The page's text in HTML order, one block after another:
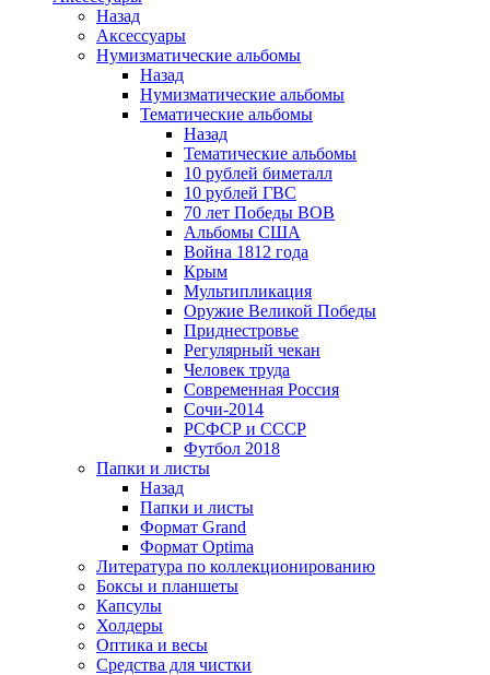
Назад
Аксессуары
Нумизматические альбомы
Назад
Нумизматические альбомы
Тематические альбомы
Назад
Тематические альбомы
10 рублей биметалл
10 рублей ГВС
70 лет Победы ВОВ
Альбомы США
Война 1812 года
Крым
Мультипликация
Оружие Великой Победы
Приднестровье
Регулярный чекан
Человек труда
Современная Россия
Сочи-2014
РСФСР и СССР
Футбол 2018
Папки и листы
Назад
Папки и листы
Формат Grand
Формат Optima
Литература по коллекционированию
Боксы и планшеты
Капсулы
Холдеры
Оптика и весы
Средства для чистки